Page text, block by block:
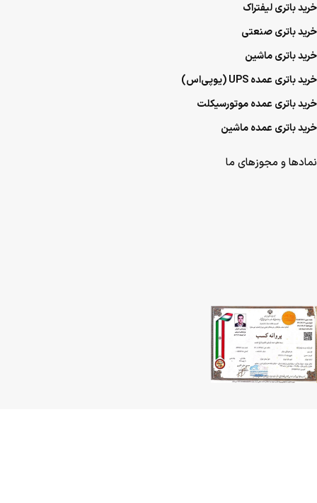
خرید باتری لیفتراک
خرید باتری صنعتی
خرید باتری ماشین
خرید باتری عمده UPS (یو‌پی‌اس)
خرید باتری عمده موتورسیکلت
خرید باتری عمده ماشین
نمادها و مجوزهای ما